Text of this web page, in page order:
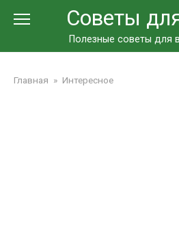
Советы
Полезные советы для
Главная » Интересное